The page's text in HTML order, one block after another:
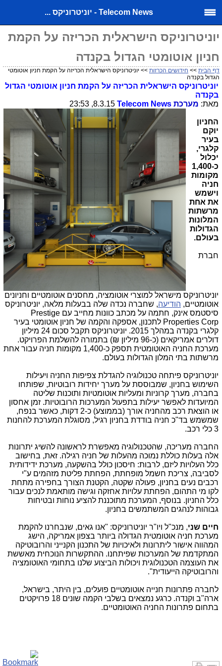
Telecom News - יוניטרוניקס ...
יוניטרוניקס הישראלית הכריזה על הקמת
חניון אוטומטי הגדול בקנדה
דף הבית >> חידושים הכרזות >> יוניטרוניקס הישראלית הכריזה על הקמת חניון אוטומטי
הגדול בקנדה
יוניטרוניקס הישראלית הכריזה על הקמת חניון אוטומטי הגדול
בקנדה
מאת: מערכת Telecom News
החניון
יוקם
בעיר
קלגרי,
יכלול
כ-1,400
מקומות
חניה
וישמש
את אחת
מרשתות
המלונות
הגדולות
בעולם.
חברת
יוניטרוניקס מישראל למוצרי אוטומציה, מחסנים אוטומטיים וחניונים
אוטומטיים, הודיעה, שחברה נכדה שלה בבעלות מלאה, יוניטרוניקס
סיסטמס אינק, חתמה על מכתב כוונות מחייב עם Prestige
Properties Corp לתכנון, אספקה והקמה של חניון אוטומטי בעיר
קלגרי בקנדה במהלך 2015. יוניטרוניקס תקבל סכום 24 מיליון
דולרים אמריקאים (כ-96 מיליון ₪) בתמורה להשלמת הפרויקט.
מערכת החניה האוטומטית תספק כ-1,400 מקומות חניה עבור אחת
מרשתות בתי המלון הגדולות בעולם.
יוניטרוניקס פיתחה טכנולוגיה להגדלת צפיפות החניה ויעילות
השימוש בחניון, שמבוססת על מערך יחידות רובוטיות, שפותחו
בחברה, מערך קרוניות ומעליות אוטומטיות ותוכנות שליטה
המיועדות לאפשר יעילות בתפעול המערכות הרובוטיות. זמן אחסון
או הוצאת רכב מהחניה אורך (בממוצע) כ-2 דקות, כאשר בנפח,
שמשמש בד"כ חניה בודדת בחניון רגיל, מסוגלת המערכת להחנות
3 כלי רכב.
החברה מעריכה, שהטכנולוגיה מאפשרת לראשונה להשיג יתרונות
אלה בעלות כוללת נמוכה מהעלות של חניה רגילה. זאת, בחישוב
כלל העלויות ליזם, לרבות: חיסכון כולל בהשקעה, מערכת ידידותית
לסביבה, צריכת חשמל מופחתת, הפחתת פליטת מזהמים ע"י
רכבים נעים בחניון, פעולה שקטה, הקטנת הצורך בחפירה מתחת
לקו מי התהום, הפחתת עלויות אחזקה וגישה מותאמת לנכים עבור
כלל החניון. בנוסף, המערכת מתוכננת להציע נוחות ובטיחות
גבוהות לנהגים המשתמשים בחניון.
חיים שני, מנכ"ל ויו"ר יוניטרוניקס: "אנו גאים, שנבחרנו להקמת
מערכת חניה אוטומטית הגדולה ביותר בצפון אמריקה, הישג
המהווה אישור ליתרונות ולאיכויות של התכנון הקנייני והרובוטיקה
המתקדמת של המערכות שפיתחנו. ההתקשרות הנוכחית מאששת
את העוצמה הטכנולוגית ויכולות הביצוע שלנו בתחומי האוטומציה
והרובוטיקה הייעודית".
לחברה פתרונות חנייה אוטומטיים פועלים, בין היתר, בישראל,
ארה"ב וקנדה. כרגע נמצאים בשלבי הקמה שונים 18 פרויקטים
בתחום פתרונות החניה האוטומטיים.